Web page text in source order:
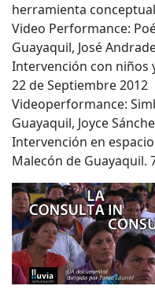
herramienta
Video Performance:
Guayaquil, José
Intervención con niños
22 de Septiembre 2012
Videoperformance:
Guayaquil, Joyce
Intervención en
Malecón de Guayaquil.